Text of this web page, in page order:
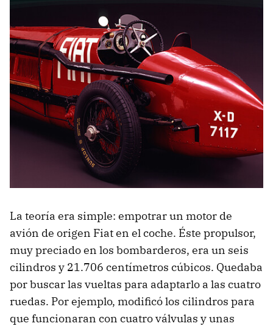
La teoría era simple: empotrar un motor de
avión de origen Fiat en el coche. Éste propulsor,
muy preciado en los bombarderos, era un seis
cilindros y 21.706 centímetros cúbicos. Quedaba
por buscar las vueltas para adaptarlo a las cuatro
ruedas. Por ejemplo, modificó los cilindros para
que funcionaran con cuatro válvulas y unas